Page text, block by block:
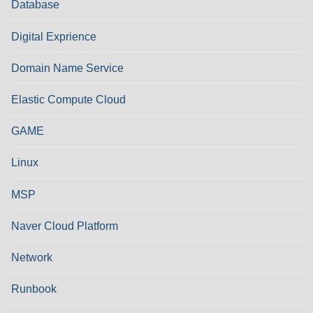
Database
Digital Exprience
Domain Name Service
Elastic Compute Cloud
GAME
Linux
MSP
Naver Cloud Platform
Network
Runbook